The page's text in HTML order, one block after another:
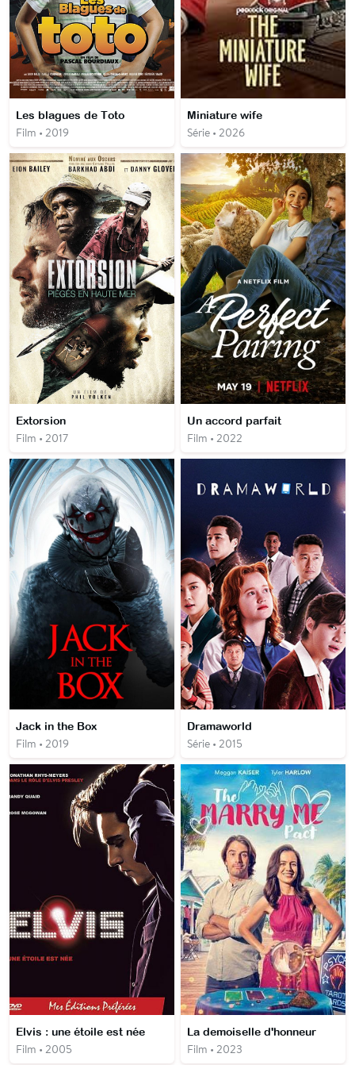
Les blagues de Toto
Film • 2019
Miniature wife
Série • 2026
Extorsion
Film • 2017
Un accord parfait
Film • 2022
Jack in the Box
Film • 2019
Dramaworld
Série • 2015
Elvis : une étoile est née
Film • 2005
La demoiselle d'honneur
Film • 2023